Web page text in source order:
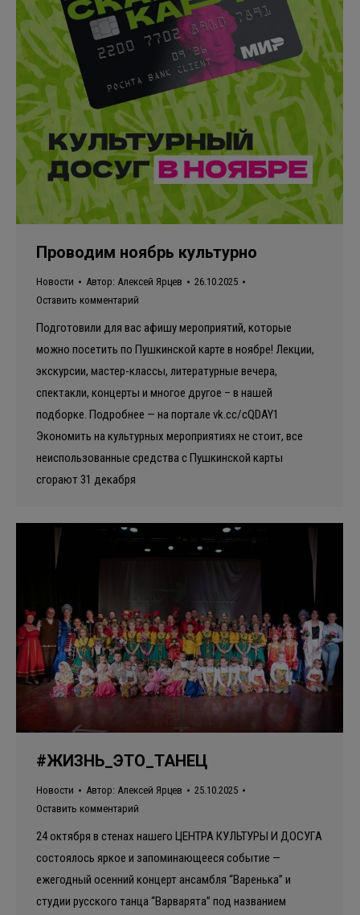
Проводим ноябрь культурно
Новости Автор: Алексей Ярцев
26.10.2025
Оставить комментарий
Подготовили для вас афишу мероприятий, которые
можно посетить по Пушкинской карте в ноябре! Лекции,
экскурсии, мастер-классы, литературные вечера,
спектакли, концерты и многое другое – в нашей
подборке. Подробнее — на портале vk.cc/cQDAY1
Экономить на культурных мероприятиях не стоит, все
неиспользованные средства с Пушкинской карты
сгорают 31 декабря
#ЖИЗНЬ_ЭТО_ТАНЕЦ
Новости Автор: Алексей Ярцев
25.10.2025
Оставить комментарий
24 октября в стенах нашего ЦЕНТРА КУЛЬТУРЫ И ДОСУГА
состоялось яркое и запоминающееся событие —
ежегодный осенний концерт ансамбля “Варенька” и
студии русского танца “Варварята” под названием